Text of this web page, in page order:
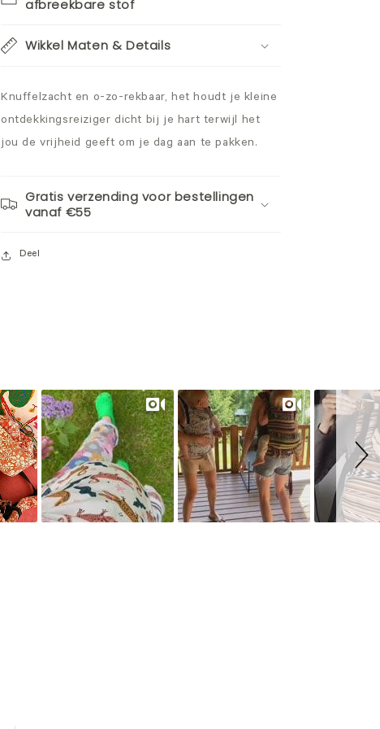
afbreekbare stof
Wikkel Maten & Details
Knuffelzacht en o-zo-rekbaar, het houdt je kleine
ontdekkingsreiziger dicht bij je hart terwijl het
jou de vrijheid geeft om je dag aan te pakken.
Gratis verzending voor bestellingen
vanaf €55
Deel